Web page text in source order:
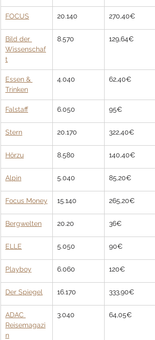
FOCUS 20.140 270,40€
Bild der
Wissenschaf
t
8.570 129,64€
Essen &
Trinken
4.040 62,40€
Falstaff 6.050 95€
Stern 20.170 322,40€
Hörzu 8.580 140,40€
Alpin 5.040 85,20€
Focus Money 15.140 265,20€
Bergwelten 20.20 36€
ELLE 5.050 90€
Playboy 6.060 120€
Der Spiegel 16.170 333,90€
ADAC
Reisemagazi
n
3.040 64,05€